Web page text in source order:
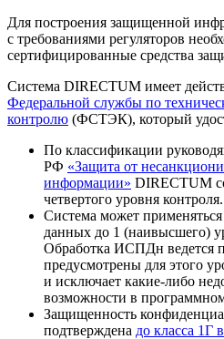
Для построения защищенной
с требованиями регуляторов
сертифицированные средства
Система DIRECTUM имеет
Федеральной службы по
контролю (ФСТЭК), который
По классификации
РФ «Защита от
информации» DIRECTUM
четвертого уровня контроля.
Система может
данных до 1 (наивысшего)
Обработка ИСПДн ведется
предусмотрены для этого
и исключает какие-либо
возможности в
Защищенность
подтверждена до класса 1Г